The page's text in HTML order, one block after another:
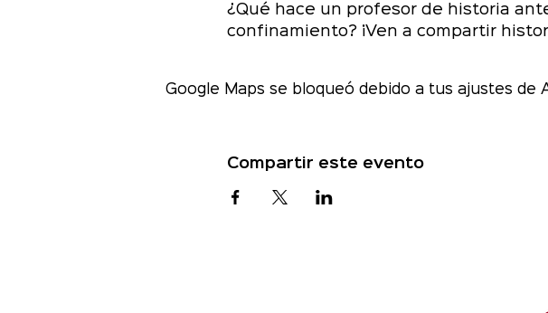
¿Qué hace un profesor de historia
confinamiento? ¡Ven a compartir
Google Maps se bloqueó debido a tus ajustes de
Compartir este evento